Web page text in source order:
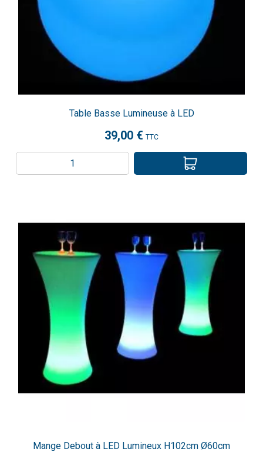
Table Basse Lumineuse à LED
39,00 € TTC
Mange Debout à LED Lumineux H102cm Ø60cm